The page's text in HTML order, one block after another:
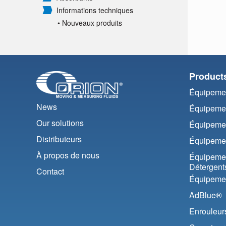
Informations techniques
• Nouveaux produits
News
Our solutions
Distributeurs
À propos de nous
Contact
AdBlue®